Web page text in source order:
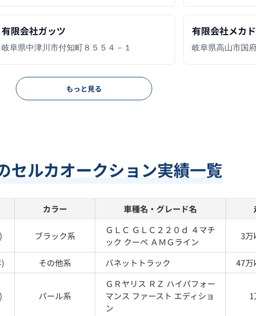
有限会社ガッツ
岐阜県中津川市付知町８５５４－１
有限会社メカ
岐阜県高山市国
もっと見る
セルカオークション実績一覧
カラー 車種名・グレード名
ブラック系 ＧＬＣ ＧＬＣ２２０ｄ ４マチ
ック クーペ ＡＭＧライン
3
) その他系 バネットトラック 47
パール系
ＧＲヤリス ＲＺ ハイパフォー
マンス ファースト エディショ
ン